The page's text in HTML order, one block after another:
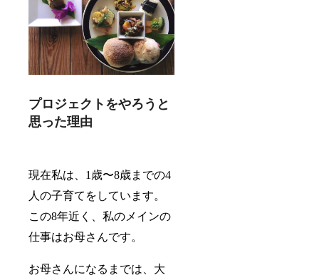
プロジェクトをやろうと
思った理由
現在私は、1歳〜8歳までの4
人の子育てをしています。
この8年近く、私のメインの
仕事はお母さんです。
お母さんになるまでは、大